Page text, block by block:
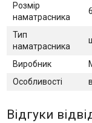
Розмір
наматрасника
Тип
наматрасника
Виробник
Особливості
Відгуки